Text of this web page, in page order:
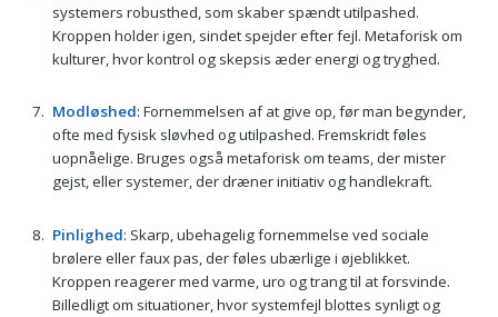
systemers robusthed, som skaber spændt utilpashed.
Kroppen holder igen, sindet spejder efter fejl. Metaforisk om
kulturer, hvor kontrol og skepsis æder energi og tryghed.
Modløshed: Fornemmelsen af at give op, før man begynder,
ofte med fysisk sløvhed og utilpashed. Fremskridt føles
uopnåelige. Bruges også metaforisk om teams, der mister
gejst, eller systemer, der dræner initiativ og handlekraft.
Pinlighed: Skarp, ubehagelig fornemmelse ved sociale
brølere eller faux pas, der føles ubærlige i øjeblikket.
Kroppen reagerer med varme, uro og trang til at forsvinde.
Billedligt om situationer, hvor systemfejl blottes synligt og